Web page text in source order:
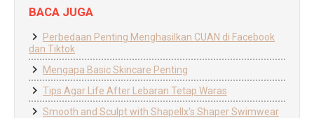
BACA JUGA
Perbedaan Penting Menghasilkan CUAN di Facebook
dan Tiktok
Mengapa Basic Skincare Penting
Tips Agar Life After Lebaran Tetap Waras
Smooth and Sculpt with Shapellx's Shaper Swimwear